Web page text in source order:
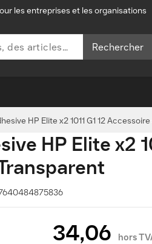
les entreprises et les organisations
Rechercher
HP Elite x2 1011 G1 12
HP Elite x2
34,06 hors